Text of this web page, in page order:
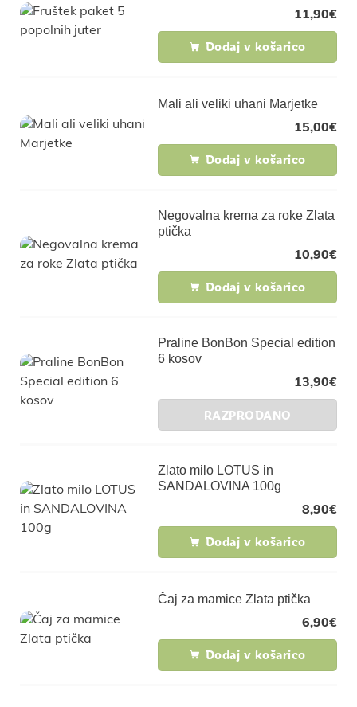
11,90€
Dodaj v košarico
Mali ali veliki uhani Marjetke
15,00€
Dodaj v košarico
Negovalna krema za roke Zlata
ptička
10,90€
Dodaj v košarico
Praline BonBon Special edition
6 kosov
13,90€
RAZPRODANO
Zlato milo LOTUS in
SANDALOVINA 100g
8,90€
Dodaj v košarico
Čaj za mamice Zlata ptička
6,90€
Dodaj v košarico